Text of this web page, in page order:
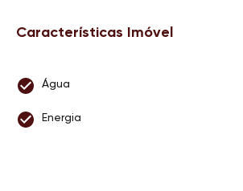
Características Imóvel
Água
Energia